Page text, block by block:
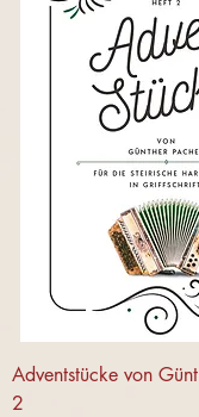
Adventstücke von
2